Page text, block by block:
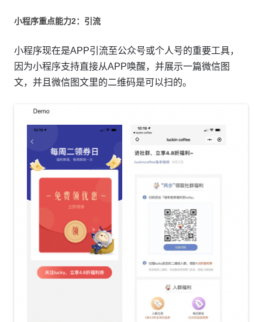
小程序重点能力2：引流
小程序现在是APP引流至公众号或个人号的重要工具，
因为小程序支持直接从APP唤醒，并展示一篇微信图
文，并且微信图文里的二维码是可以扫的。